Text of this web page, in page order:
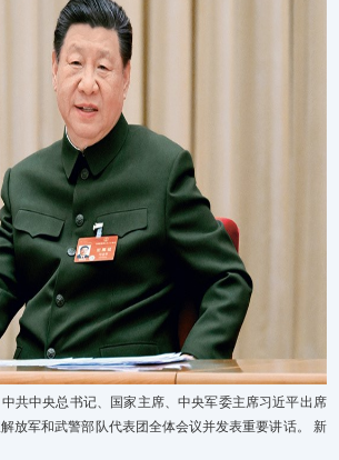
中共中央总书记、国家主席、中央军委主席习近平出席
放军和武警部队代表团全体会议并发表重要讲话。 新